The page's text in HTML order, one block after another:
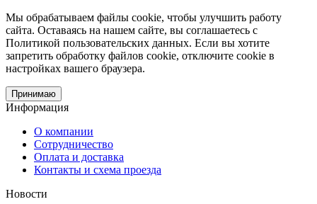
Мы обрабатываем файлы cookie, чтобы улучшить работу
сайта. Оставаясь на нашем сайте, вы соглашаетесь с
Политикой пользовательских данных. Если вы хотите
запретить обработку файлов cookie, отключите cookie в
настройках вашего браузера.
Принимаю
Информация
О компании
Сотрудничество
Оплата и доставка
Контакты и схема проезда
Новости